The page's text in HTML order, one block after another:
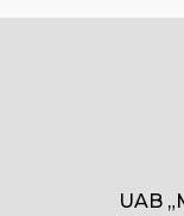
UAB